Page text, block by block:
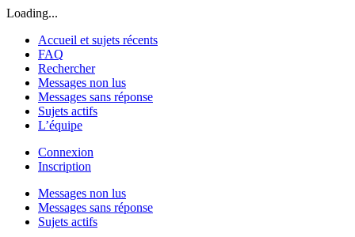
Loading...
Accueil et sujets récents
FAQ
Rechercher
Messages non lus
Messages sans réponse
Sujets actifs
L’équipe
Connexion
Inscription
Messages non lus
Messages sans réponse
Sujets actifs